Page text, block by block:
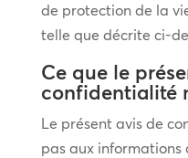
de protection de la
telle que décrite ci-
Ce que le
confidentialité
Le présent avis de
pas aux informations